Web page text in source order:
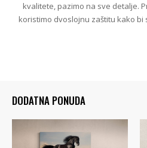
kvalitete, pazimo na sve detalje.
koristimo dvoslojnu zaštitu kako bi
DODATNA PONUDA